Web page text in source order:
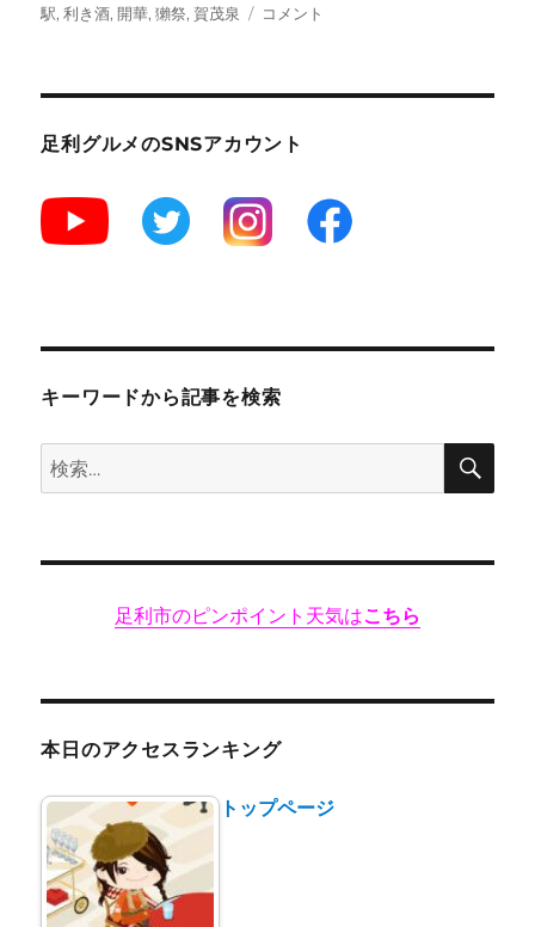
駅,利き酒, 開華,獺祭, 賀茂泉
【足
和
ニ
ン
利
駅
移
コメント
足利グルメのSNSアカウント
キーワードから記事を検索
検
索:
検
足利市のピンポイント天気はこちら
本日のアクセスランキング
トップページ